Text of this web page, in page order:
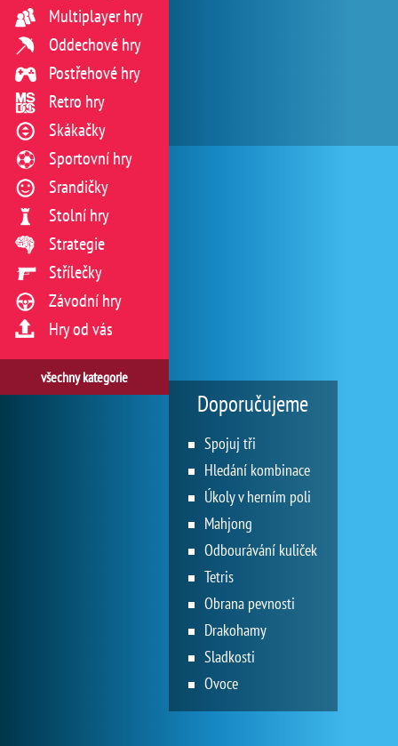
Multiplayer hry
Oddechové hry
Postřehové hry
Retro hry
Skákačky
Sportovní hry
Srandičky
Stolní hry
Strategie
Střílečky
Závodní hry
Hry od vás
všechny kategorie
Doporučujeme
Spojuj tři
Hledání kombinace
Úkoly v herním poli
Mahjong
Odbourávání kuliček
Tetris
Obrana pevnosti
Drakohamy
Sladkosti
Ovoce